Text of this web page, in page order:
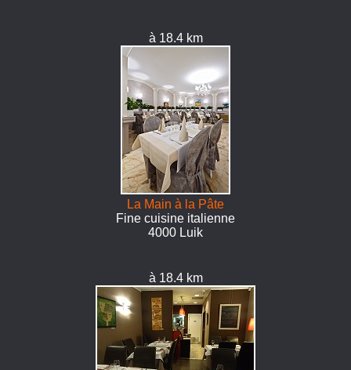
à 18.4 km
La Main à la Pâte
Fine cuisine italienne
4000 Luik
à 18.4 km